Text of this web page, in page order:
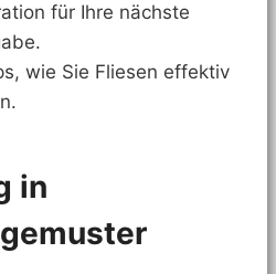
für Ihre nächste
wie Sie Fliesen effektiv
in